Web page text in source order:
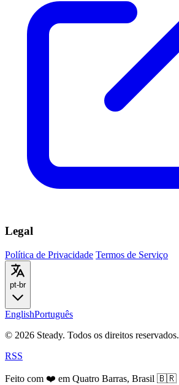
Legal
Política de Privacidade Termos de Serviço
pt-br
EnglishPortuguês
© 2026 Steady. Todos os direitos reservados.
RSS
Feito com ❤️ em Quatro Barras, Brasil 🇧🇷